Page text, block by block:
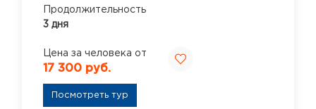
Продолжительность
3 дня
Цена за человека от
17 300 руб.
Посмотреть тур